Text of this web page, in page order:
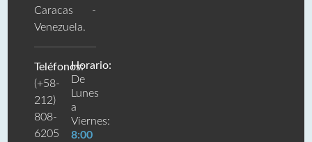
Caracas -
Venezuela.
Teléfonos:
(+58-
212)
808-
6205
Horario:
De
Lunes
a
Viernes:
8:00